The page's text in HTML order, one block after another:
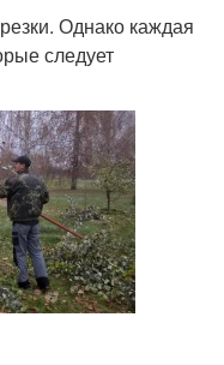
Однако каждая
следует